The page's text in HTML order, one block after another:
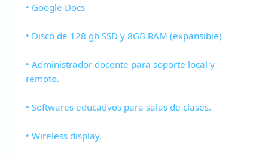
• Google Docs
• Disco de 128 gb SSD y 8GB RAM (expansible)
• Administrador docente para soporte local y
remoto.
• Softwares educativos para salas de clases.
• Wireless display.